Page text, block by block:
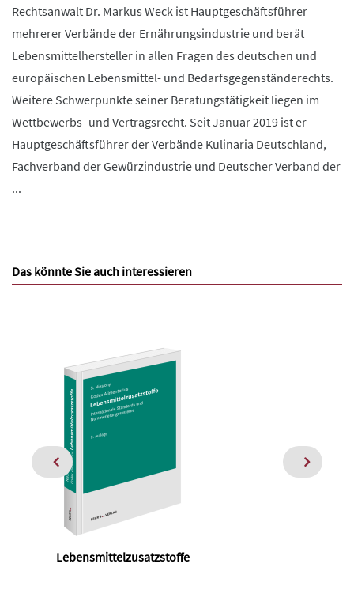
Rechtsanwalt Dr. Markus Weck ist Hauptgeschäftsführer
mehrerer Verbände der Ernährungsindustrie und berät
Lebensmittelhersteller in allen Fragen des deutschen und
europäischen Lebensmittel- und Bedarfsgegenständerechts.
Weitere Schwerpunkte seiner Beratungstätigkeit liegen im
Wettbewerbs- und Vertragsrecht. Seit Januar 2019 ist er
Hauptgeschäftsführer der Verbände Kulinaria Deutschland,
Fachverband der Gewürzindustrie und Deutscher Verband der
...
Das könnte Sie auch interessieren
Lebensmittelzusatzstoffe